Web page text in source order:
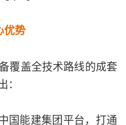
优势
覆盖全技术路线的成套
国能建集团平台，打通